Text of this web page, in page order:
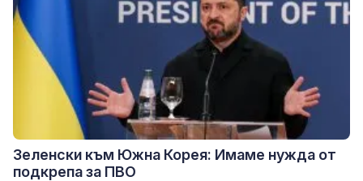
Зеленски към Южна Корея: Имаме нужда от
подкрепа за ПВО